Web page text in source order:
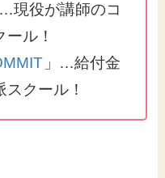
…現役が講師のコ
ル！
」…給付金
クール！